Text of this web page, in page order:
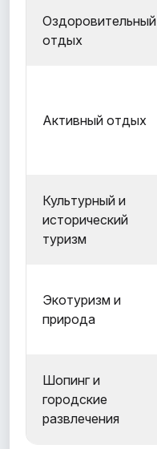
Оздоровительный
отдых
Активный отдых
Культурный и
исторический
туризм
Экотуризм и
природа
Шопинг и
городские
развлечения